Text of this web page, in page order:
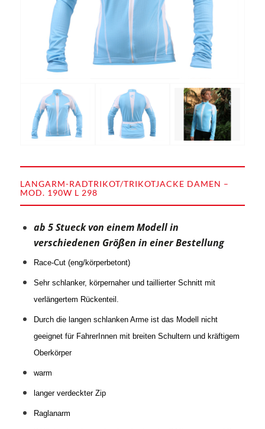
LANGARM-RADTRIKOT/TRIKOTJACKE DAMEN –
MOD. 190W L 298
ab 5 Stueck von einem Modell in
verschiedenen Größen in einer Bestellung
Race-Cut (eng/körperbetont)
Sehr schlanker, körpernaher und taillierter Schnitt mit
verlängertem Rückenteil.
Durch die langen schlanken Arme ist das Modell nicht
geeignet für FahrerInnen mit breiten Schultern und kräftigem
Oberkörper
warm
langer verdeckter Zip
Raglanarm